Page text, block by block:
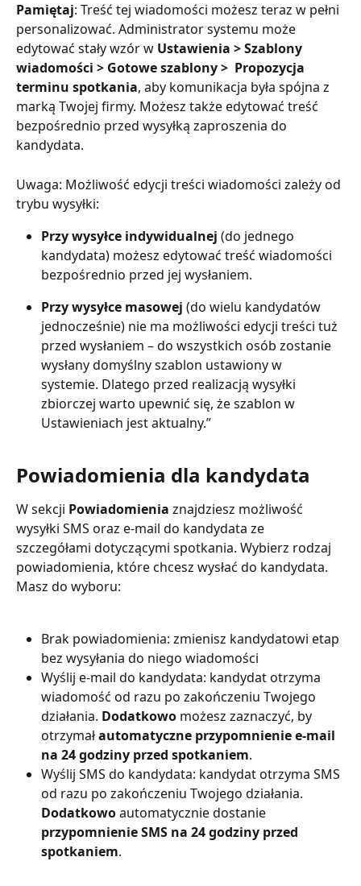
Pamiętaj: Treść tej wiadomości możesz teraz w pełni
personalizować. Administrator systemu może
edytować stały wzór w Ustawienia > Szablony
wiadomości > Gotowe szablony >  Propozycja
terminu spotkania, aby komunikacja była spójna z
marką Twojej firmy. Możesz także edytować treść
bezpośrednio przed wysyłką zaproszenia do
kandydata.
Uwaga: Możliwość edycji treści wiadomości zależy od
trybu wysyłki:
Przy wysyłce indywidualnej (do jednego
kandydata) możesz edytować treść wiadomości
bezpośrednio przed jej wysłaniem.
Przy wysyłce masowej (do wielu kandydatów
jednocześnie) nie ma możliwości edycji treści tuż
przed wysłaniem – do wszystkich osób zostanie
wysłany domyślny szablon ustawiony w
systemie. Dlatego przed realizacją wysyłki
zbiorczej warto upewnić się, że szablon w
Ustawieniach jest aktualny.”
Powiadomienia dla kandydata
W sekcji Powiadomienia znajdziesz możliwość
wysyłki SMS oraz e-mail do kandydata ze
szczegółami dotyczącymi spotkania. Wybierz rodzaj
powiadomienia, które chcesz wysłać do kandydata.
Masz do wyboru:
Brak powiadomienia: zmienisz kandydatowi etap
bez wysyłania do niego wiadomości
Wyślij e-mail do kandydata: kandydat otrzyma
wiadomość od razu po zakończeniu Twojego
działania. Dodatkowo możesz zaznaczyć, by
otrzymał automatyczne przypomnienie e-mail
na 24 godziny przed spotkaniem.
Wyślij SMS do kandydata: kandydat otrzyma SMS
od razu po zakończeniu Twojego działania.
Dodatkowo automatycznie dostanie
przypomnienie SMS na 24 godziny przed
spotkaniem.